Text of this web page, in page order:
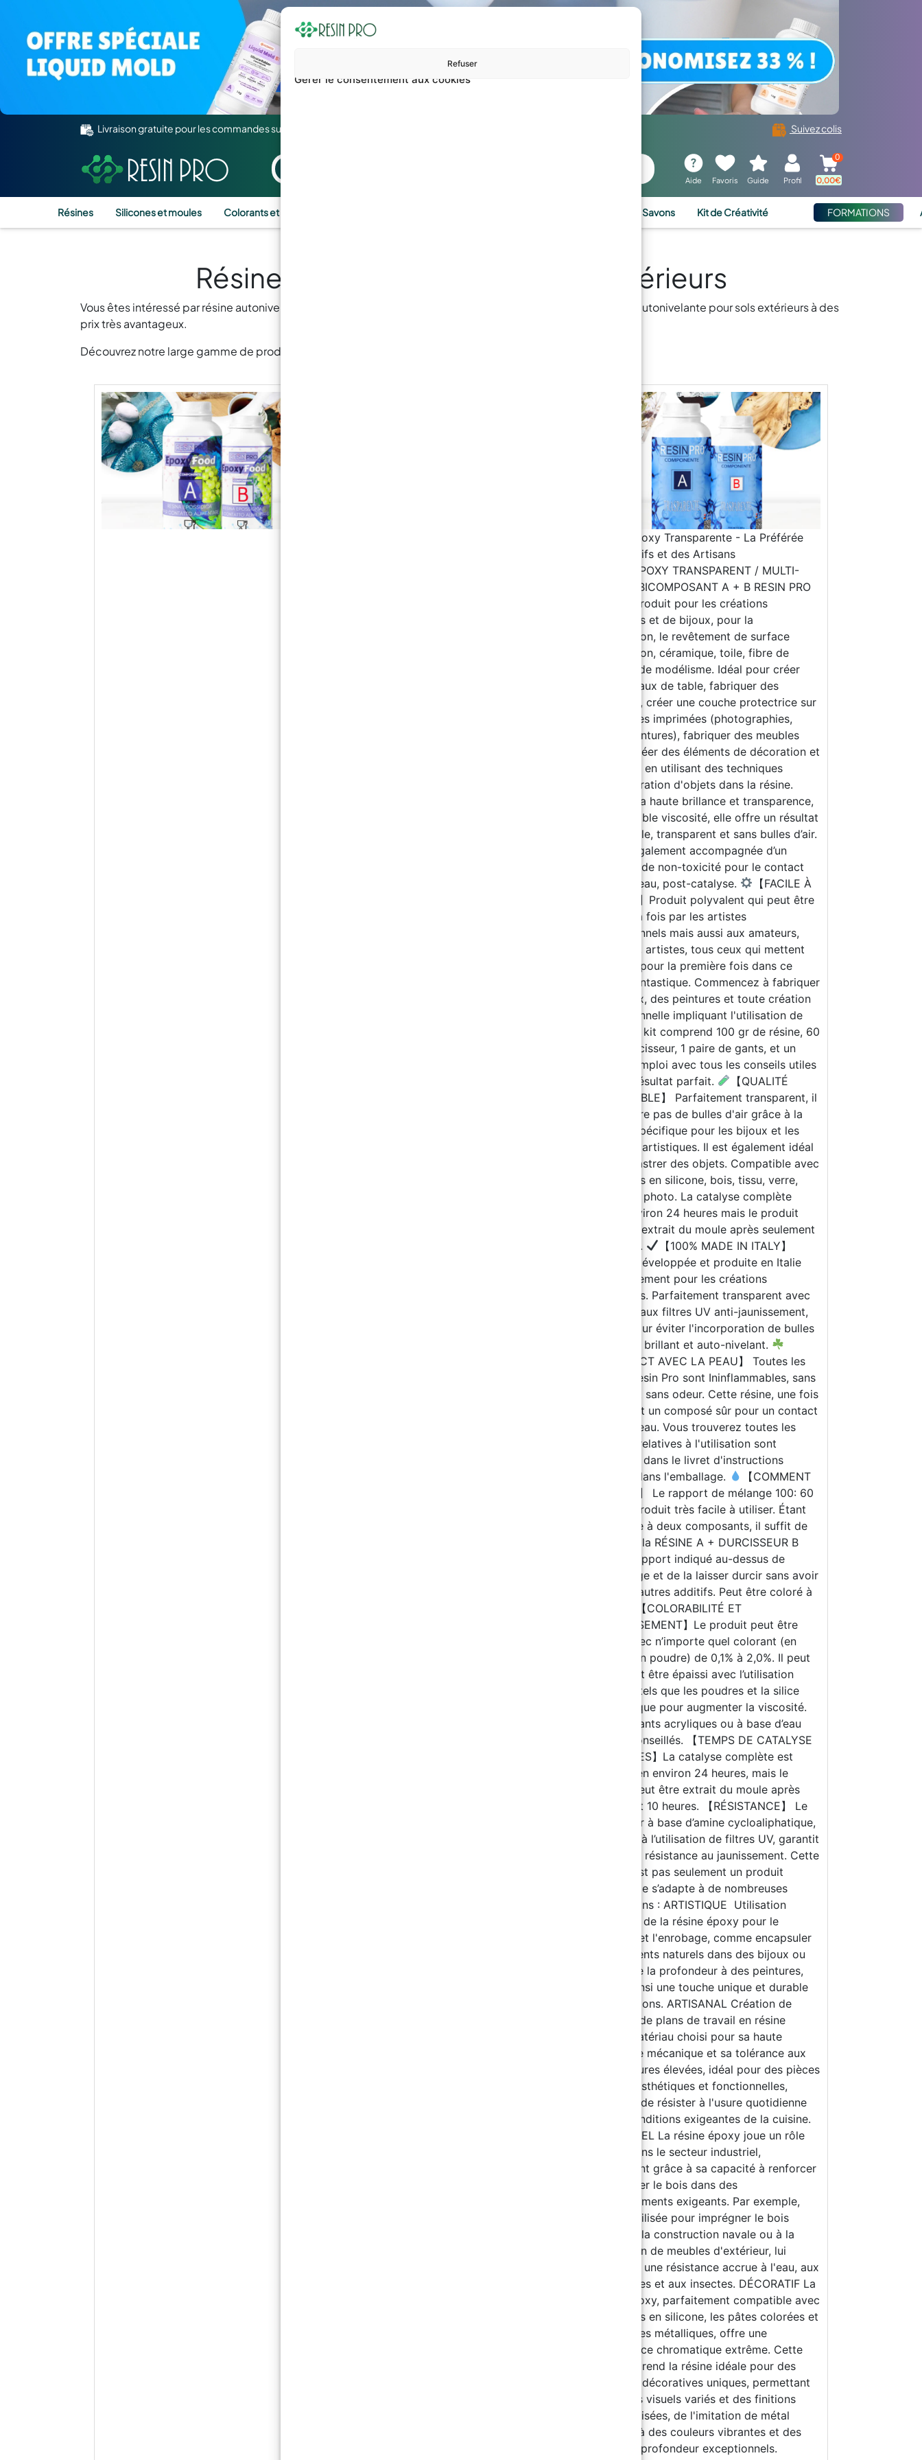
Gérer le consentement aux cookies
Refuser
Livraison gratuite pour les commandes supérieures à 99 € Suivez colis
Aide Favoris Guide Profil
0
0,00€
Résines Silicones et moules Colorants et Pigments Bougies et Savons Kit de Créativité FORMATIONS
Résine Autonivelante Pour Sols Extérieurs
Vous êtes intéressé par résine autonivelante pour sols extérieurs ? Sur RESIN PRO, vous pouvez trouver résine autonivelante pour sols extérieurs à des
prix très avantageux.
Découvrez notre large gamme de produits pour vos besoins créatifs et professionnels :
Résine Époxy Transparente - La Préférée
des Créatifs et des Artisans
RÉSINE ÉPOXY TRANSPARENT / MULTI-
USAGES BICOMPOSANT A + B RESIN PRO
C'est le produit pour les créations
artistiques et de bijoux, pour la
restauration, le revêtement de surface
(bois, béton, céramique, toile, fibre de
verre) et de modélisme. Idéal pour créer
des plateaux de table, fabriquer des
souvenirs, créer une couche protectrice sur
des images imprimées (photographies,
toiles, peintures), fabriquer des meubles
design, créer des éléments de décoration et
de design en utilisant des techniques
d'incorporation d'objets dans la résine.
Grâce à sa haute brillance et transparence,
et à sa faible viscosité, elle offre un résultat
impeccable, transparent et sans bulles d’air.
Elle est également accompagnée d’un
certificat de non-toxicité pour le contact
avec la peau, post-catalyse.
【FACILE À
UTILISER】Produit polyvalent qui peut être
utilisé à la fois par les artistes
professionnels mais aussi aux amateurs,
créateurs, artistes, tous ceux qui mettent
les pieds pour la première fois dans ce
monde fantastique. Commencez à fabriquer
des bijoux, des peintures et toute création
professionnelle impliquant l'utilisation de
résine. Le kit comprend 100 gr de résine, 60
gr de durcisseur, 1 paire de gants, et un
mode d'emploi avec tous les conseils utiles
pour un résultat parfait.
【QUALITÉ
IMPECCABLE】 Parfaitement transparent, il
n'incorpore pas de bulles d'air grâce à la
formule spécifique pour les bijoux et les
créations artistiques. Il est également idéal
pour encastrer des objets. Compatible avec
les moules en silicone, bois, tissu, verre,
papier ou photo. La catalyse complète
prend environ 24 heures mais le produit
peut être extrait du moule après seulement
10 heures.
【100% MADE IN ITALY】
Formule développée et produite en Italie
spécifiquement pour les créations
artistiques. Parfaitement transparent avec
les nouveaux filtres UV anti-jaunissement,
liquide pour éviter l'incorporation de bulles
d'air. Très brillant et auto-nivelant.
【CONTACT AVEC LA PEAU】 Toutes les
résines Resin Pro sont Ininflammables, sans
solvant et sans odeur. Cette résine, une fois
durcie, est un composé sûr pour un contact
avec la peau. Vous trouverez toutes les
données relatives à l'utilisation sont
indiquées dans le livret d'instructions
contenu dans l'emballage.
【COMMENT
UTILISER】 Le rapport de mélange 100: 60
rend ce produit très facile à utiliser. Étant
une résine à deux composants, il suffit de
mélanger la RÉSINE A + DURCISSEUR B
dans le rapport indiqué au-dessus de
l'emballage et de la laisser durcir sans avoir
besoin d'autres additifs. Peut être coloré à
volonté. 【COLORABILITÉ ET
ÉPAISSISSEMENT】Le produit peut être
coloré avec n’importe quel colorant (en
pâte ou en poudre) de 0,1% à 2,0%. Il peut
également être épaissi avec l’utilisation
d’inertes tels que les poudres et la silice
pyrogénique pour augmenter la viscosité.
Les colorants acryliques ou à base d’eau
sont déconseillés. 【TEMPS DE CATALYSE
24 HEURES】La catalyse complète est
obtenue en environ 24 heures, mais le
produit peut être extrait du moule après
seulement 10 heures. 【RÉSISTANCE】 Le
durcisseur à base d’amine cycloaliphatique,
conjugué à l’utilisation de filtres UV, garantit
une haute résistance au jaunissement. Cette
résine n’est pas seulement un produit
simple, elle s’adapte à de nombreuses
applications : ARTISTIQUE Utilisation
artistique de la résine époxy pour le
moulage et l'enrobage, comme encapsuler
des éléments naturels dans des bijoux ou
ajouter de la profondeur à des peintures,
offrant ainsi une touche unique et durable
aux créations. ARTISANAL Création de
tables et de plans de travail en résine
époxy, matériau choisi pour sa haute
résistance mécanique et sa tolérance aux
températures élevées, idéal pour des pièces
à la fois esthétiques et fonctionnelles,
capables de résister à l'usure quotidienne
et aux conditions exigeantes de la cuisine.
INDUSTRIEL La résine époxy joue un rôle
crucial dans le secteur industriel,
notamment grâce à sa capacité à renforcer
et protéger le bois dans des
environnements exigeants. Par exemple,
elle est utilisée pour imprégner le bois
destiné à la construction navale ou à la
fabrication de meubles d'extérieur, lui
conférant une résistance accrue à l'eau, aux
moisissures et aux insectes. DÉCORATIF La
résine époxy, parfaitement compatible avec
les moules en silicone, les pâtes colorées et
les poudres métalliques, offre une
polyvalence chromatique extrême. Cette
propriété rend la résine idéale pour des
créations décoratives uniques, permettant
des effets visuels variés et des finitions
personnalisées, de l'imitation de métal
précieux à des couleurs vibrantes et des
effets de profondeur exceptionnels.